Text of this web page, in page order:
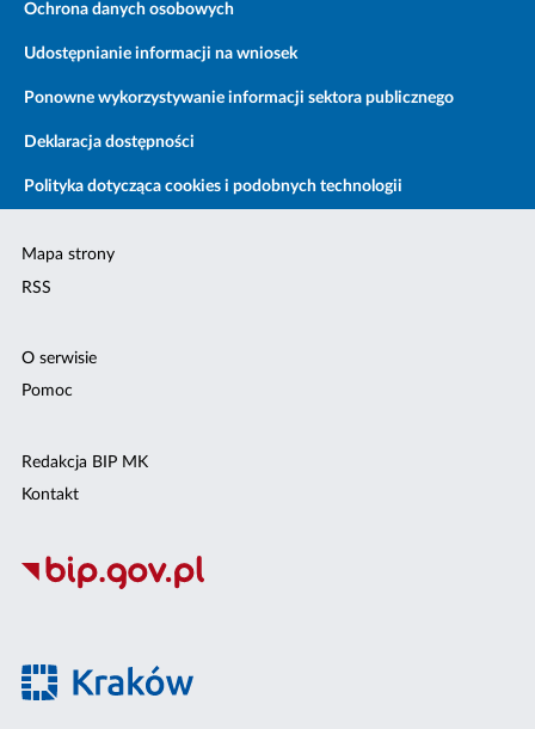
Ochrona danych osobowych
Udostępnianie informacji na wniosek
Ponowne wykorzystywanie informacji sektora publicznego
Deklaracja dostępności
Polityka dotycząca cookies i podobnych technologii
Mapa strony
RSS
O serwisie
Pomoc
Redakcja BIP MK
Kontakt